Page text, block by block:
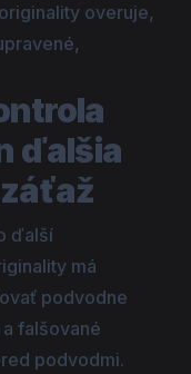
overuje,
ďalšia
ďalší
má
podvodne
falšované
podvodmi.